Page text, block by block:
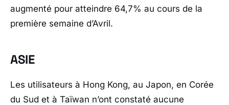
augmenté pour atteindre 64,7% au cours de la
première semaine d’Avril.
ASIE
Les utilisateurs à Hong Kong, au Japon, en Corée
du Sud et à Taïwan n’ont constaté aucune